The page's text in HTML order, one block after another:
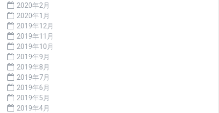
2020年2月
2020年1月
2019年12月
2019年11月
2019年10月
2019年9月
2019年8月
2019年7月
2019年6月
2019年5月
2019年4月